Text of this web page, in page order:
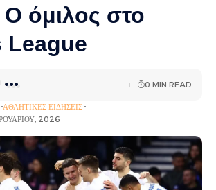
Ο όμιλος στο
League
ΑΘΛΗΤΙΚΈΣ ΕΙΔΉΣΕΙΣ
2026
0 MIN READ